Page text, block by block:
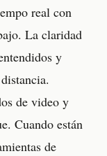
real con
La claridad
y
de video y
Cuando están
de